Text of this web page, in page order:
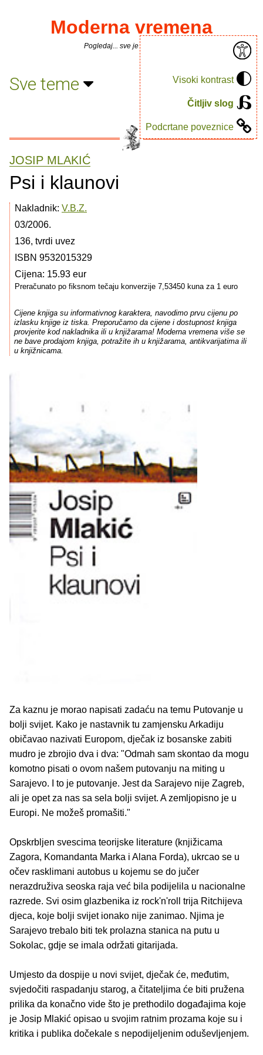
Visoki kontrast
Čitljiv slog
Podcrtane poveznice
Moderna vremena
Pogledaj... sve je puno knjiga.
Sve teme
JOSIP MLAKIĆ
Psi i klaunovi
Nakladnik: V.B.Z.
03/2006.
136, tvrdi uvez
ISBN 9532015329
Cijena: 15.93 eur
Preračunato po fiksnom tečaju konverzije 7,53450 kuna za 1 euro
Cijene knjiga su informativnog karaktera, navodimo prvu cijenu po
izlasku knjige iz tiska. Preporučamo da cijene i dostupnost knjiga
provjerite kod nakladnika ili u knjižarama! Moderna vremena više se
ne bave prodajom knjiga, potražite ih u knjižarama, antikvarijatima ili
u knjižnicama.
Za kaznu je morao napisati zadaću na temu Putovanje u
bolji svijet. Kako je nastavnik tu zamjensku Arkadiju
običavao nazivati Europom, dječak iz bosanske zabiti
mudro je zbrojio dva i dva: "Odmah sam skontao da mogu
komotno pisati o ovom našem putovanju na miting u
Sarajevo. I to je putovanje. Jest da Sarajevo nije Zagreb,
ali je opet za nas sa sela bolji svijet. A zemljopisno je u
Europi. Ne možeš promašiti."
Opskrbljen svescima teorijske literature (knjižicama
Zagora, Komandanta Marka i Alana Forda), ukrcao se u
očev rasklimani autobus u kojemu se do jučer
nerazdruživa seoska raja već bila podijelila u nacionalne
razrede. Svi osim glazbenika iz rock'n'roll trija Ritchijeva
djeca, koje bolji svijet ionako nije zanimao. Njima je
Sarajevo trebalo biti tek prolazna stanica na putu u
Sokolac, gdje se imala održati gitarijada.
Umjesto da dospije u novi svijet, dječak će, međutim,
svjedočiti raspadanju starog, a čitateljima će biti pružena
prilika da konačno vide što je prethodilo događajima koje
je Josip Mlakić opisao u svojim ratnim prozama koje su i
kritika i publika dočekale s nepodijeljenim oduševljenjem.